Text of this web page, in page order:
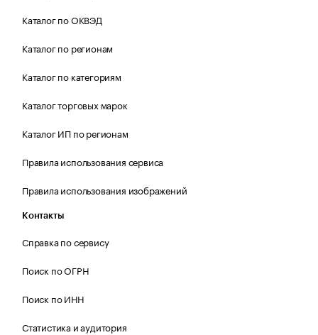
Каталог по ОКВЭД
Каталог по регионам
Каталог по категориям
Каталог торговых марок
Каталог ИП по регионам
Правила использования сервиса
Правила использования изображений
Контакты
Справка по сервису
Поиск по ОГРН
Поиск по ИНН
Статистика и аудитория